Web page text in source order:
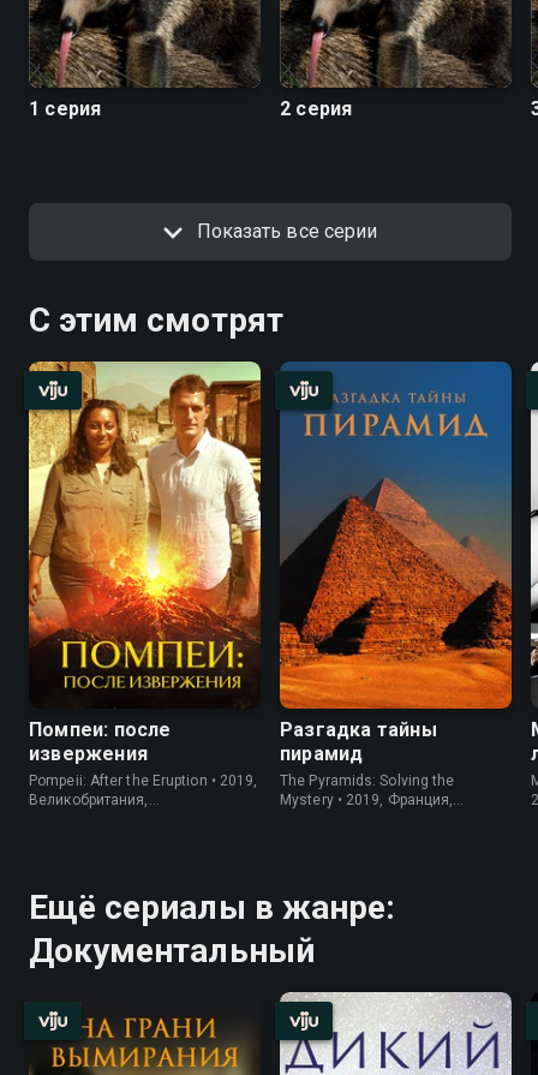
1 серия 2 серия
Показать все серии
С этим смотрят
Помпеи: после
извержения
Pompeii: After the Eruption • 2019,
Великобритания,
Разгадка тайны
пирамид
The Pyramids: Solving the
Mystery • 2019, Франция,
Ещё сериалы в жанре:
Документальный